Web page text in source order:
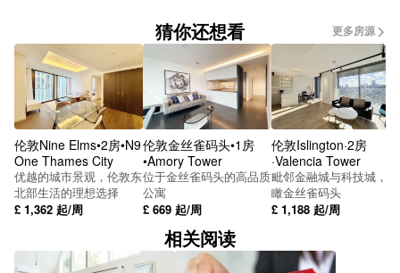
Metro Bull Street
Metro Snow Hill
International Convention Centre Stop Pc7
SUBWAY
SUBWAY
Lionel Street (Stop Nh3)
猜你还想看 更多房源
伦敦Nine Elms•2房•N9
One Thames City
优越的城市景观，伦敦东
北部生活的理想选择
£ 1,362 起/周
伦敦金丝雀码头•1房
•Amory Tower
位于金丝雀码头的高品质
公寓
£ 669 起/周
伦敦Islington·2房
·Valencia Tower
毗邻金融城与科技城，俯
瞰金丝雀码头
£ 1,188 起/周
相关阅读